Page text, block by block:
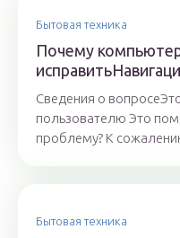
Бытовая техника
Почему
Сведения о
пользователю Это
проблему? К
Бытовая техника